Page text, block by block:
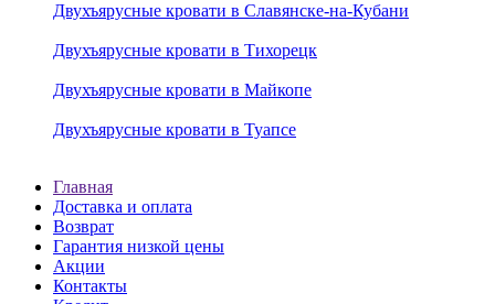
Двухъярусные кровати в Славянске-на-Кубани
Двухъярусные кровати в Тихорецк
Двухъярусные кровати в Майкопе
Двухъярусные кровати в Туапсе
Главная
Доставка и оплата
Возврат
Гарантия низкой цены
Акции
Контакты